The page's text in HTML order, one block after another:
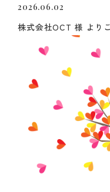
2026.06.02
株式会社OCT 様 より